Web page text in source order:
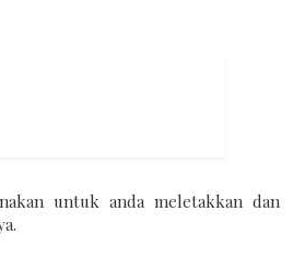
untuk anda meletakkan dan